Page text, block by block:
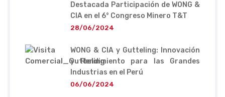
Destacada Participación de WONG &
CIA en el 6° Congreso Minero T&T
28/06/2024
WONG & CIA y Gutteling: Innovación
y Rendimiento para las Grandes
Industrias en el Perú
06/06/2024